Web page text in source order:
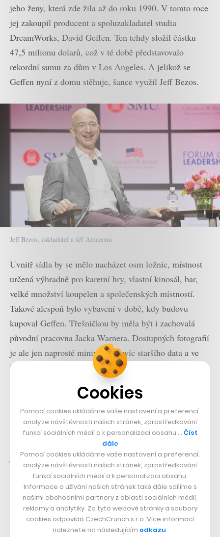
jeho ženy, která zde žila až do roku 1990. V tomto roce
jej zakoupil producent a spoluzakladatel studia
DreamWorks, David Geffen. Ten tehdy složil částku
47,5 milionu dolarů, což v té době představovalo
rekordní sumu za dům v Los Angeles. A jelikož se
Geffen nyní z domu stěhuje, šance využil Jeff Bezos.
Jeff Bezos, zakladatel a šéf Amazonu
Uvnitř sídla by se mělo nacházet osm ložnic, místnost
určená výhradně pro karetní hry, vlastní kinosál, bar,
velké množství koupelen a společenských místností.
Takové alespoň bylo vybavení v době, kdy budovu
kupoval Geffen. Třešničkou by měla být i zachovalá
původní pracovna Jacka Warnera. Dostupných fotografií
je ale jen naprosté minimum, navíc staršího data a ve
špatné kvalitě.
Kus hollywoodské historie
Nákupem extrémně drahé nemovitosti Bezos překonal
dosavadní rekord držený Lachlanem Murdochem,
synem mediálního magnáta Ruperta Murdocha, který za
jednu z nemovitostí v Bel-Air zaplatil 150 milionů
dolarů (3,4 miliardy korun). Pro Bezose je ale Warner
Estate jen jedním z jeho několika domů. Ty vlastní v
Seattlu, Texasu, Washingtonu a v loňském roce měl
podleLand Report zakoupitza 80 milionů dolarů
(přibližně 1,8 miliardy) tři byty v New Yorku.
Cookies
Pomocí cookies ukládáme vaše nastavení a preferencí,
analýze návštěvnosti našich stránek, zprostředkování
funkcí sociálních médií a k personalizaci obsahu … Číst
dále
Pomocí cookies ukládáme vaše nastavení a preferencí,
analýze návštěvnosti našich stránek, zprostředkování
funkcí sociálních médií a k personalizaci obsahu.
Informace o užívání našich stránek také dále sdílíme s
našimi obchodními partnery z oblasti sociálních médií,
reklamy a analytiky. Za tyto webové stránky a soubory
cookies odpovídá CzechCrunch s.r.o. Více informací
naleznete na následujícím odkazu.